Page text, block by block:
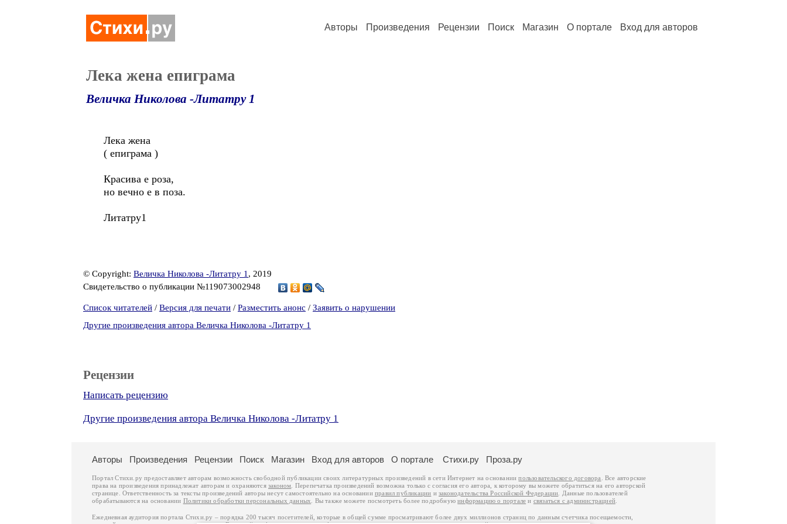
Авторы Произведения Рецензии Поиск Магазин О портале Вход для авторов
Лека жена епиграма
Величка Николова -Литатру 1
Лека жена
( епиграма )
Красива е роза,
но вечно е в поза.
Литатру1
© Copyright: Величка Николова -Литатру 1 , 2019
Свидетельство о публикации №119073002948
Список читателей / Версия для печати / Разместить анонс / Заявить о нарушении
Другие произведения автора Величка Николова -Литатру 1
Рецензии
Написать рецензию
Другие произведения автора Величка Николова -Литатру 1
Авторы Произведения Рецензии Поиск Магазин Вход для авторов О портале Стихи.ру Проза.ру
Портал Стихи.ру предоставляет авторам возможность свободной публикации своих литературных произведений в сети Интернет на основаниипользовательского договора
. Все авторские
права на произведения принадлежат авторам и охраняются законом . Перепечатка произведений возможна только с согласия его автора, к которому вы можете обратиться на его авторской
странице. Ответственность за тексты произведений авторы несут самостоятельно на основанииправил публикации изаконодательства Российской Федерации . Данные пользователей
обрабатываются на основании Политики обработки персональных данных . Вы также можете посмотреть более подробнуюинформацию о портале и связаться с администрацией
Ежедневная аудитория портала Стихи.ру – порядка 200 тысяч посетителей, которые в общей сумме просматривают более двух миллионов страниц по данным счетчика посещаемости,